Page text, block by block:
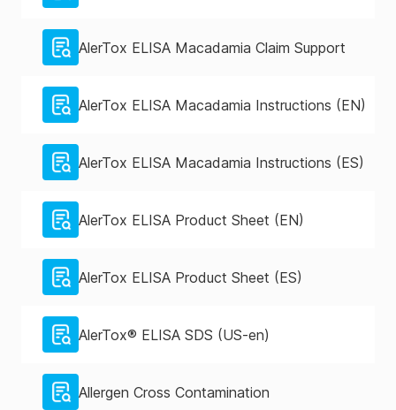
AlerTox ELISA Macadamia Claim Support
AlerTox ELISA Macadamia Instructions (EN)
AlerTox ELISA Macadamia Instructions (ES)
AlerTox ELISA Product Sheet (EN)
AlerTox ELISA Product Sheet (ES)
AlerTox® ELISA SDS (US-en)
Allergen Cross Contamination